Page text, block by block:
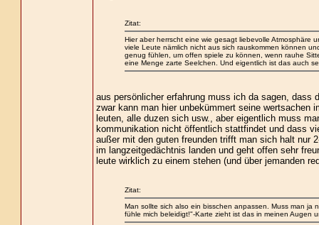
Zitat:
Hier aber herrscht eine wie gesagt liebevolle Atmosphäre
viele Leute nämlich nicht aus sich rauskommen können
genug fühlen, um offen spiele zu können, wenn rauhe
eine Menge zarte Seelchen. Und eigentlich ist das auch
aus persönlicher erfahrung muss ich da sagen, dass
zwar kann man hier unbekümmert seine wertsachen
leuten, alle duzen sich usw., aber eigentlich muss
kommunikation nicht öffentlich stattfindet und dass
außer mit den guten freunden trifft man sich halt nur
im langzeitgedächtnis landen und geht offen sehr
leute wirklich zu einem stehen (und über jemanden
Zitat:
Man sollte sich also ein bisschen anpassen. Muss man
fühle mich beleidigt!"-Karte zieht ist das in meinen Augen